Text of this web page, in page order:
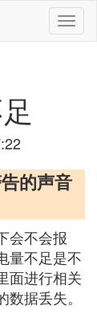
切
换
的声音
会不会报
量不足是不
面进行相关
据丢失。